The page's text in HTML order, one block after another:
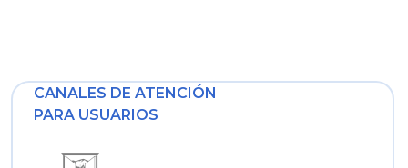
CANALES DE ATENCIÓN
PARA USUARIOS